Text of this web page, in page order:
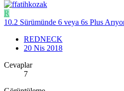
R
10.2 Sürümünde 6 veya 6s Plus
REDNECK
20 Nis 2018
Cevaplar
7